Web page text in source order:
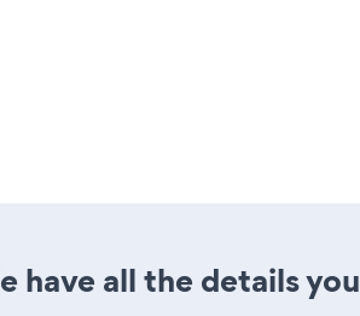
have all the details you